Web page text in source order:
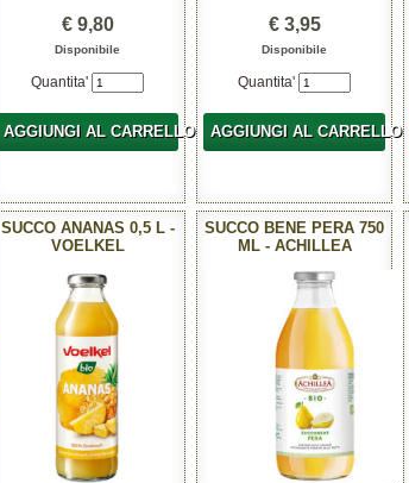
€ 9,80
Disponibile
Quantita'
AGGIUNGI AL CARRELLO
€ 3,95
Disponibile
Quantita'
AGGIUNGI AL CARRELLO
SUCCO ANANAS 0,5 L -
VOELKEL
SUCCO BENE PERA 750
ML - ACHILLEA